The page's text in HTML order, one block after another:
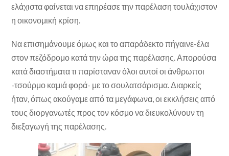
ελάχιστα φαίνεται να επηρέασε την παρέλαση τουλάχιστον
η οικονομική κρίση.
Να επισημάνουμε όμως και το απαράδεκτο πήγαινε-έλα
στον πεζόδρομο κατά την ώρα της παρέλασης. Απορούσα
κατά διαστήματα τι παρίσταναν όλοι αυτοί οι άνθρωποι
-τσούρμο καμιά φορά- με το σουλατσάρισμα. Διαρκείς
ήταν, όπως ακούγαμε από τα μεγάφωνα, οι εκκλήσεις από
τους διοργανωτές προς τον κόσμο να διευκολύνουν τη
διεξαγωγή της παρέλασης.